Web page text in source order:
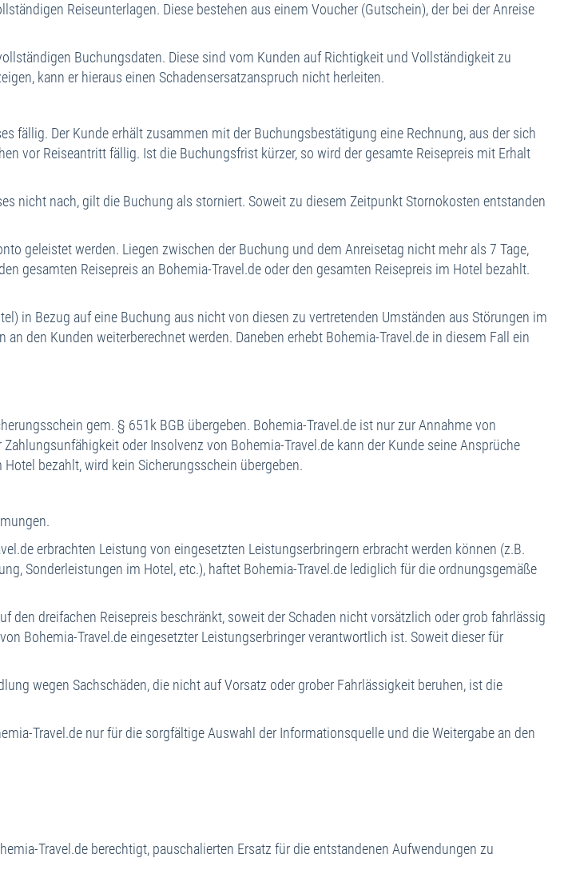
Reiseunterlagen. Diese bestehen aus einem Voucher (Gutschein), der bei der Anreise
Buchungsdaten. Diese sind vom Kunden auf Richtigkeit und Vollständigkeit zu
kann er hieraus einen Schadensersatzanspruch nicht herleiten.
Der Kunde erhält zusammen mit der Buchungsbestätigung eine Rechnung, aus der sich
vor Reiseantritt fällig. Ist die Buchungsfrist kürzer, so wird der gesamte Reisepreis mit Erhalt
nach, gilt die Buchung als storniert. Soweit zu diesem Zeitpunkt Stornokosten entstanden
geleistet werden. Liegen zwischen der Buchung und dem Anreisetag nicht mehr als 7 Tage,
gesamten Reisepreis an Bohemia-Travel.de oder den gesamten Reisepreis im Hotel bezahlt.
in Bezug auf eine Buchung aus nicht von diesen zu vertretenden Umständen aus Störungen im
den Kunden weiterberechnet werden. Daneben erhebt Bohemia-Travel.de in diesem Fall ein
gem. § 651k BGB übergeben. Bohemia-Travel.de ist nur zur Annahme von
oder Insolvenz von Bohemia-Travel.de kann der Kunde seine Ansprüche
bezahlt, wird kein Sicherungsschein übergeben.
erbrachten Leistung von eingesetzten Leistungserbringern erbracht werden können (z.B.
Sonderleistungen im Hotel, etc.), haftet Bohemia-Travel.de lediglich für die ordnungsgemäße
dreifachen Reisepreis beschränkt, soweit der Schaden nicht vorsätzlich oder grob fahrlässig
Bohemia-Travel.de eingesetzter Leistungserbringer verantwortlich ist. Soweit dieser für
wegen Sachschäden, die nicht auf Vorsatz oder grober Fahrlässigkeit beruhen, ist die
Travel.de nur für die sorgfältige Auswahl der Informationsquelle und die Weitergabe an den
Travel.de berechtigt, pauschalierten Ersatz für die entstandenen Aufwendungen zu